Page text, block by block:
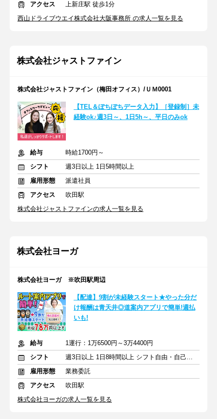
アクセス
上新庄駅 徒歩1分
西山ドライブウエイ株式会社大阪事務所 の求人一覧を見る
株式会社ジャストファイン
株式会社ジャストファイン（梅田オフィス）/ＵＭ0001
【TEL＆ぽちぽちデータ入力】［登録制］未
経験ok♪週3日～、1日5h～、平日のみok
給与
時給1700円～
シフト
週3日以上 1日5時間以上
雇用形態
派遣社員
アクセス
吹田駅
株式会社ジャストファインの求人一覧を見る
株式会社ヨーガ
株式会社ヨーガ ※吹田駅周辺
【配達】9割が未経験スタート★やった分だ
け報酬は青天井◎道案内アプリで簡単!週払
いも!
給与
1運行：1万6500円～3万4400円
シフト
週3日以上 1日8時間以上 シフト自由・自己申告
雇用形態
業務委託
アクセス
吹田駅
株式会社ヨーガの求人一覧を見る